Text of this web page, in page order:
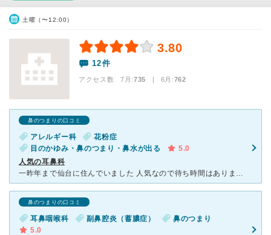
土曜（〜12:00）
3.80
12件
アクセス数 7月:735 | 6月:762
鼻のつまりの口コミ
アレルギー科
花粉症
目のかゆみ・鼻のつまり・鼻水が出る
5.0
人気の耳鼻科
一昨年まで仙台に住んでいました 人気なので待ち時間はありますが、先生も看護師さんも優しく子供も嫌がりません。スマホから予約もできるので緊急でなければ薬をもらいたいときなど便利です。院内もきれいでお子
鼻のつまりの口コミ
耳鼻咽喉科 副鼻腔炎（蓄膿症）
鼻のつまり
5.0